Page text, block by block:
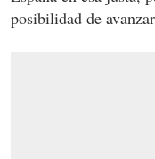
posibilidad de